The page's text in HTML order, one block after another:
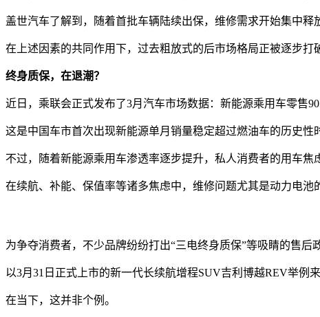
盖世汽车了解到，随着首批车辆陆续出保，维修需求开始集中
在上述因素的共同作用下，过去粗放式的后市场格局正被逐步打
终身质保，在退潮？
近日，乘联会正式发布了3月汽车市场数据：新能源乘用车零售
这是中国车市首次出现新能源单月销量稳定超过燃油车的历史性
不过，随着新能源乘用车渗透率逐步提升，私人消费者的用车焦
在续航、补能、保值率等诸多焦虑中，维修问题尤其是动力电
为争夺消费者，不少品牌纷纷打出“三电终身质保”等吸睛的售后
以3月31日正式上市的新一代长续航增程SUV吉利博越REV举例
在当下，这并非个例。